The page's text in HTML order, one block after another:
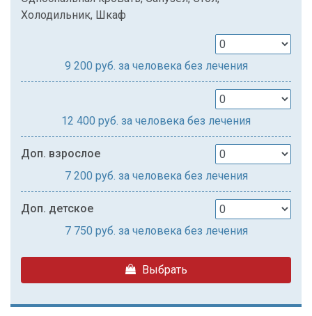
Холодильник, Шкаф
9 200 руб. за человека без лечения
12 400 руб. за человека без лечения
Доп. взрослое
7 200 руб. за человека без лечения
Доп. детское
7 750 руб. за человека без лечения
Выбрать